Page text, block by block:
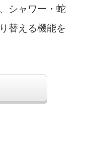
シャワー・蛇
替える機能を